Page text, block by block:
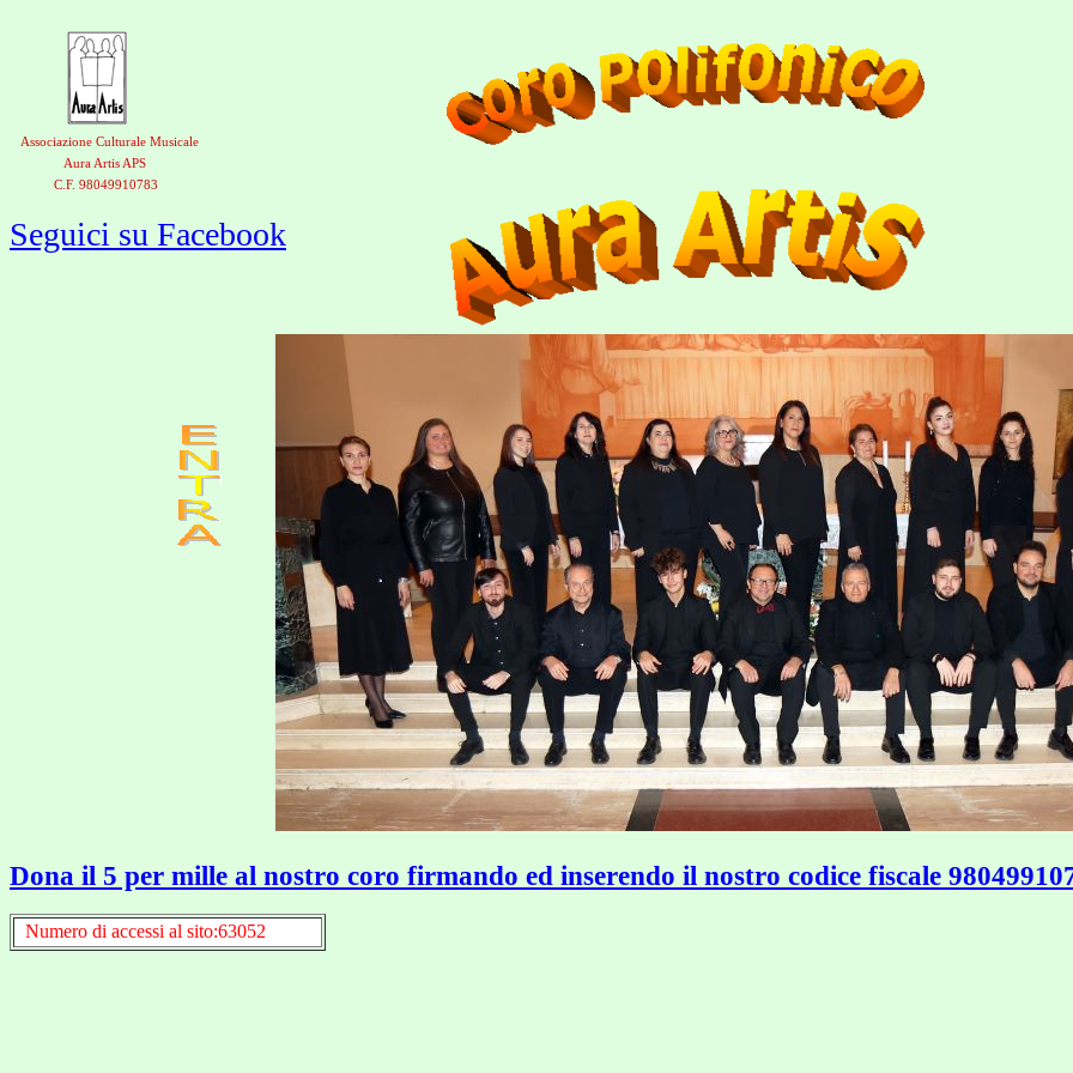
Associazione Culturale Musicale
Aura Artis APS
C.F. 98049910783
Seguici su Facebook
Dona il 5 per mille al nostro coro firmando ed inserendo il nostro codice fiscale
Numero di accessi al sito:63052